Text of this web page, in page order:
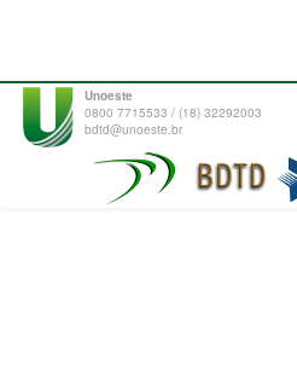
Unoeste
0800 7715533 / (18) 32292003
bdtd@unoeste.br